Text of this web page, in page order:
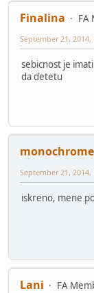
Finalina
FA
September 21, 2014,
sebicnost je
da detetu
monochrome
September 21, 2014,
iskreno, mene
Lani
FA